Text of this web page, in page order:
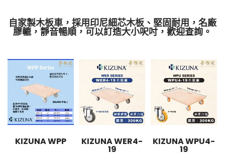
自家製木板車，採用印尼細芯木板、堅固耐用，名廠
膠轆，靜音暢順，可以訂造大小呎吋，歡迎查詢。
KIZUNA WPP KIZUNA WER4-
19
KIZUNA WPU4-
19